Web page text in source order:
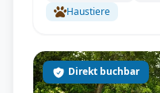
Haustiere
Direkt buchbar